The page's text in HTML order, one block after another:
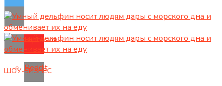
Flipboard
Reddit
ШОУ-БИЗНЕС